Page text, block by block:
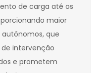
de carga até os
maior
autônomos, que
intervenção
e prometem